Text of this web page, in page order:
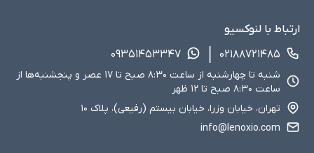
ارتباط با لنوکسیو
۰۲۱۸۸۷۲۱۴۸۵
۰۹۳۵۱۴۵۳۳۴۷
شنبه تا چهارشنبه از ساعت ۸:۳۰ صبح تا ۱۷ عصر و پنجشنبه‌ها از
ساعت ۸:۳۰ صبح تا ۱۲ ظهر
تهران، خیابان وزرا، خیابان بیستم (رفیعی)، پلاک ۱۰
info@lenoxio.com